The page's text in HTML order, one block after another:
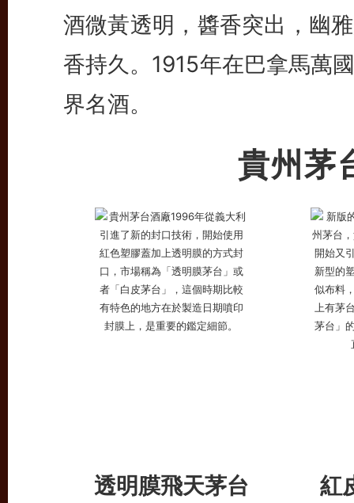
酒微黃透明，醬香突出，幽
香持久。1915年在巴拿馬萬
界名酒。
貴州茅
透明膜飛天茅台 紅